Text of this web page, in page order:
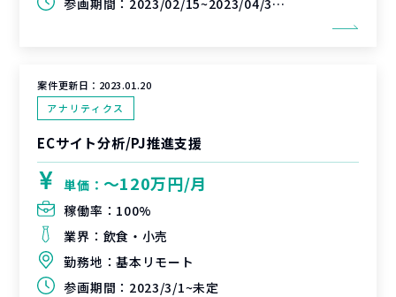
参画期間： 2023/02/15~2023/04/30(延長可能性あり)
案件更新日： 2023.01.20
アナリティクス
ECサイト分析/PJ推進支援
単価： 〜120万円/月
稼働率： 100%
業界： 飲食・小売
勤務地：基本リモート
参画期間： 2023/3/1~未定